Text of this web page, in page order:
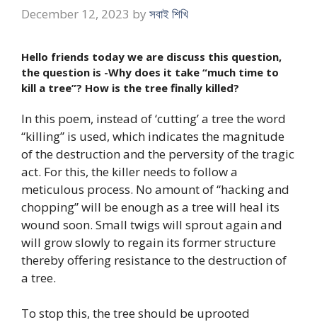
December 12, 2023 by সবাই শিখি
Hello friends today we are discuss this question,
the question is -Why does it take “much time to
kill a tree”? How is the tree finally killed?
In this poem, instead of ‘cutting’ a tree the word
“killing” is used, which indicates the magnitude
of the destruction and the perversity of the tragic
act. For this, the killer needs to follow a
meticulous process. No amount of “hacking and
chopping” will be enough as a tree will heal its
wound soon. Small twigs will sprout again and
will grow slowly to regain its former structure
thereby offering resistance to the destruction of
a tree.
To stop this, the tree should be uprooted